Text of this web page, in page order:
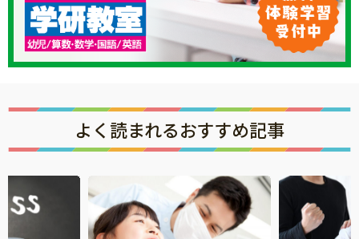
よく読まれるおすすめ記事